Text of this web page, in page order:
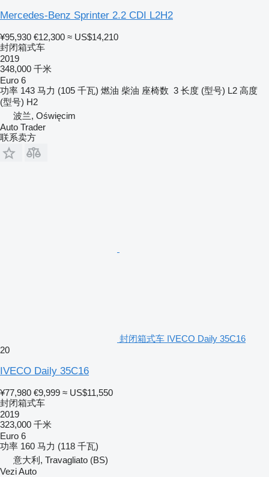
Mercedes-Benz Sprinter 2.2 CDI L2H2
¥95,930 €12,300 ≈ US$14,210
封闭箱式车
2019
348,000 千米
Euro 6
功率 143 马力 (105 千瓦) 燃油 柴油 座椅数 3 长度 (型号) L2 高度
(型号) H2
波兰, Oświęcim
Auto Trader
联系卖方
封闭箱式车 IVECO Daily 35C16
20
IVECO Daily 35C16
¥77,980 €9,999 ≈ US$11,550
封闭箱式车
2019
323,000 千米
Euro 6
功率 160 马力 (118 千瓦)
意大利, Travagliato (BS)
Vezi Auto